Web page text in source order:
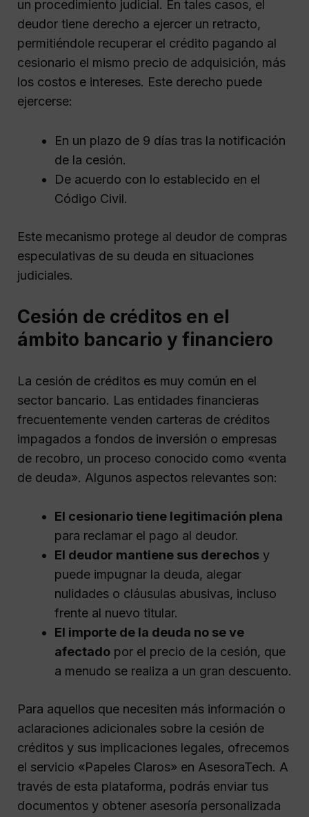
un procedimiento judicial. En tales casos, el
deudor tiene derecho a ejercer un retracto,
permitiéndole recuperar el crédito pagando al
cesionario el mismo precio de adquisición, más
los costos e intereses. Este derecho puede
ejercerse:
En un plazo de 9 días tras la notificación
de la cesión.
De acuerdo con lo establecido en el
Código Civil.
Este mecanismo protege al deudor de compras
especulativas de su deuda en situaciones
judiciales.
Cesión de créditos en el
ámbito bancario y financiero
La cesión de créditos es muy común en el
sector bancario. Las entidades financieras
frecuentemente venden carteras de créditos
impagados a fondos de inversión o empresas
de recobro, un proceso conocido como «venta
de deuda». Algunos aspectos relevantes son:
El cesionario tiene legitimación plena
para reclamar el pago al deudor.
El deudor mantiene sus derechos y
puede impugnar la deuda, alegar
nulidades o cláusulas abusivas, incluso
frente al nuevo titular.
El importe de la deuda no se ve
afectado por el precio de la cesión, que
a menudo se realiza a un gran descuento.
Para aquellos que necesiten más información o
aclaraciones adicionales sobre la cesión de
créditos y sus implicaciones legales, ofrecemos
el servicio «Papeles Claros» en AsesoraTech. A
través de esta plataforma, podrás enviar tus
documentos y obtener asesoría personalizada